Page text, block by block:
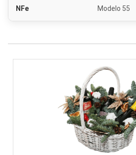
NFe Modelo 55